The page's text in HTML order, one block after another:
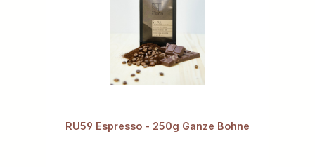
RU59 Espresso - 250g Ganze Bohne